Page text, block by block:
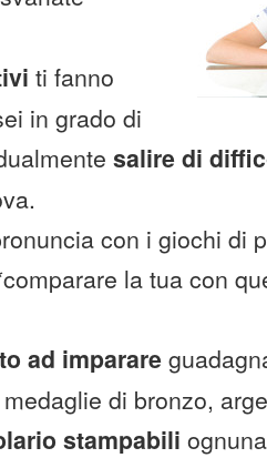
ti fanno
in grado di
salire di
con i giochi di
la tua con
ad imparare
di bronzo,
stampabili